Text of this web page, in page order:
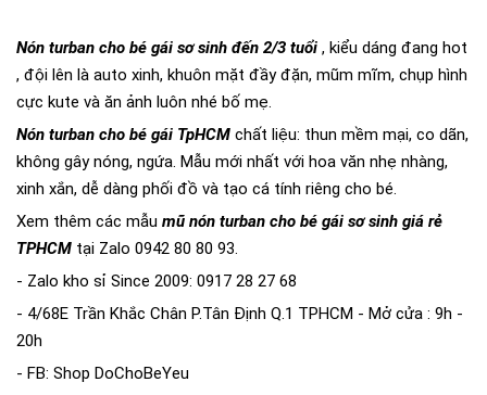
Nón turban cho bé gái sơ sinh đến 2/3 tuổi , kiểu dáng đang hot
, đội lên là auto xinh, khuôn mặt đầy đặn, mũm mĩm, chụp hình
cực kute và ăn ảnh luôn nhé bố mẹ.
Nón turban cho bé gái TpHCM chất liệu: thun mềm mại, co dãn,
không gây nóng, ngứa. Mẫu mới nhất với hoa văn nhẹ nhàng,
xinh xắn, dễ dàng phối đồ và tạo cá tính riêng cho bé.
Xem thêm các mẫu mũ nón turban cho bé gái sơ sinh giá rẻ
TPHCM tại Zalo 0942 80 80 93.
- Zalo kho sỉ Since 2009: 0917 28 27 68
- 4/68E Trần Khắc Chân P.Tân Định Q.1 TPHCM - Mở cửa : 9h -
20h
- FB: Shop DoChoBeYeu